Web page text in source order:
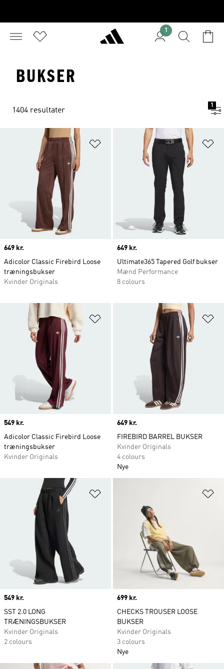
1
BUKSER
1404 resultater
1
Føj til ønskeliste
Price
649 kr.
Adicolor Classic Firebird Loose
træningsbukser
Kvinder Originals
Price
649 kr.
Ultimate365 Tapered Golf bukser
Mænd Performance
8 colours
Føj til ønskeliste
Price
549 kr.
Adicolor Classic Firebird Loose
træningsbukser
Kvinder Originals
Price
649 kr.
FIREBIRD BARREL BUKSER
Kvinder Originals
4 colours
Nye
Price
549 kr.
SST 2.0 LONG
TRÆNINGSBUKSER
Kvinder Originals
2 colours
Price
699 kr.
CHECKS TROUSER LOOSE
BUKSER
Kvinder Originals
3 colours
Nye